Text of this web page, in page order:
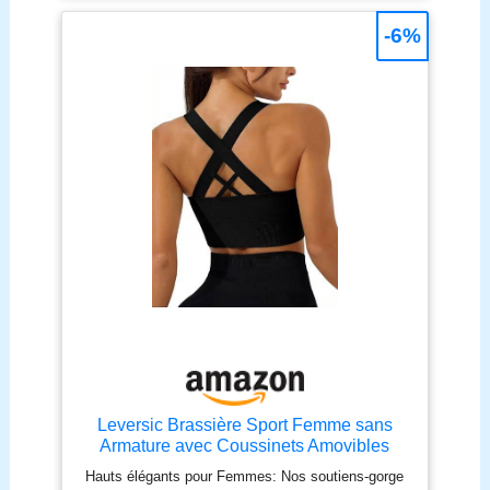
obtiendrez une réponse satisfaisante.
renforcent et tonifient vos muscles, vous donnant
une silhouette plus courbée. Bienvenue dans notre
pour confirmer votre taille. Lavage en machine avec
un filet de lavage ou lavage à la main à l'eau froide,
ne pas repasser. Style Élégant et Pratique： Le
short legging anti cellulite allie esthétisme moderne
et fonctionnalité, parfait pour le sport comme pour
les sorties du quotidien.Par exemple : la course à
pied, le fitness, le sport, le yoga, la danse, le vélo,
la randonnée, l'équitation, le travail, les voyages, le
shopping et d'autres activités d'intérieur et
d'extérieur.
Leversic Brassière Sport Femme sans
Armature avec Coussinets Amovibles
Hauts élégants pour Femmes: Nos soutiens-gorge
-6%